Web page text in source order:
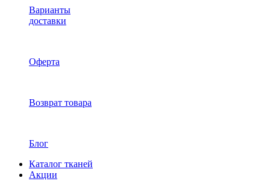
Варианты
доставки
Оферта
Возврат товара
Блог
Каталог тканей
Акции